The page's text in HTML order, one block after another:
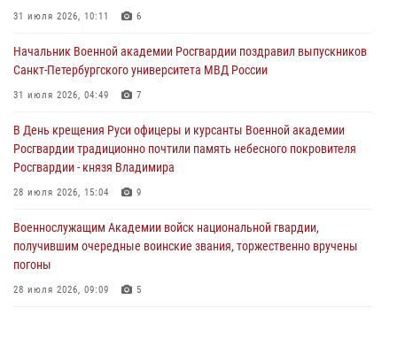
31 июля 2026, 10:11 6
Начальник Военной академии Росгвардии поздравил выпускников
Санкт-Петербургского университета МВД России
31 июля 2026, 04:49 7
В День крещения Руси офицеры и курсанты Военной академии
Росгвардии традиционно почтили память небесного покровителя
Росгвардии - князя Владимира
28 июля 2026, 15:04 9
Военнослужащим Академии войск национальной гвардии,
получившим очередные воинские звания, торжественно вручены
погоны
28 июля 2026, 09:09 5